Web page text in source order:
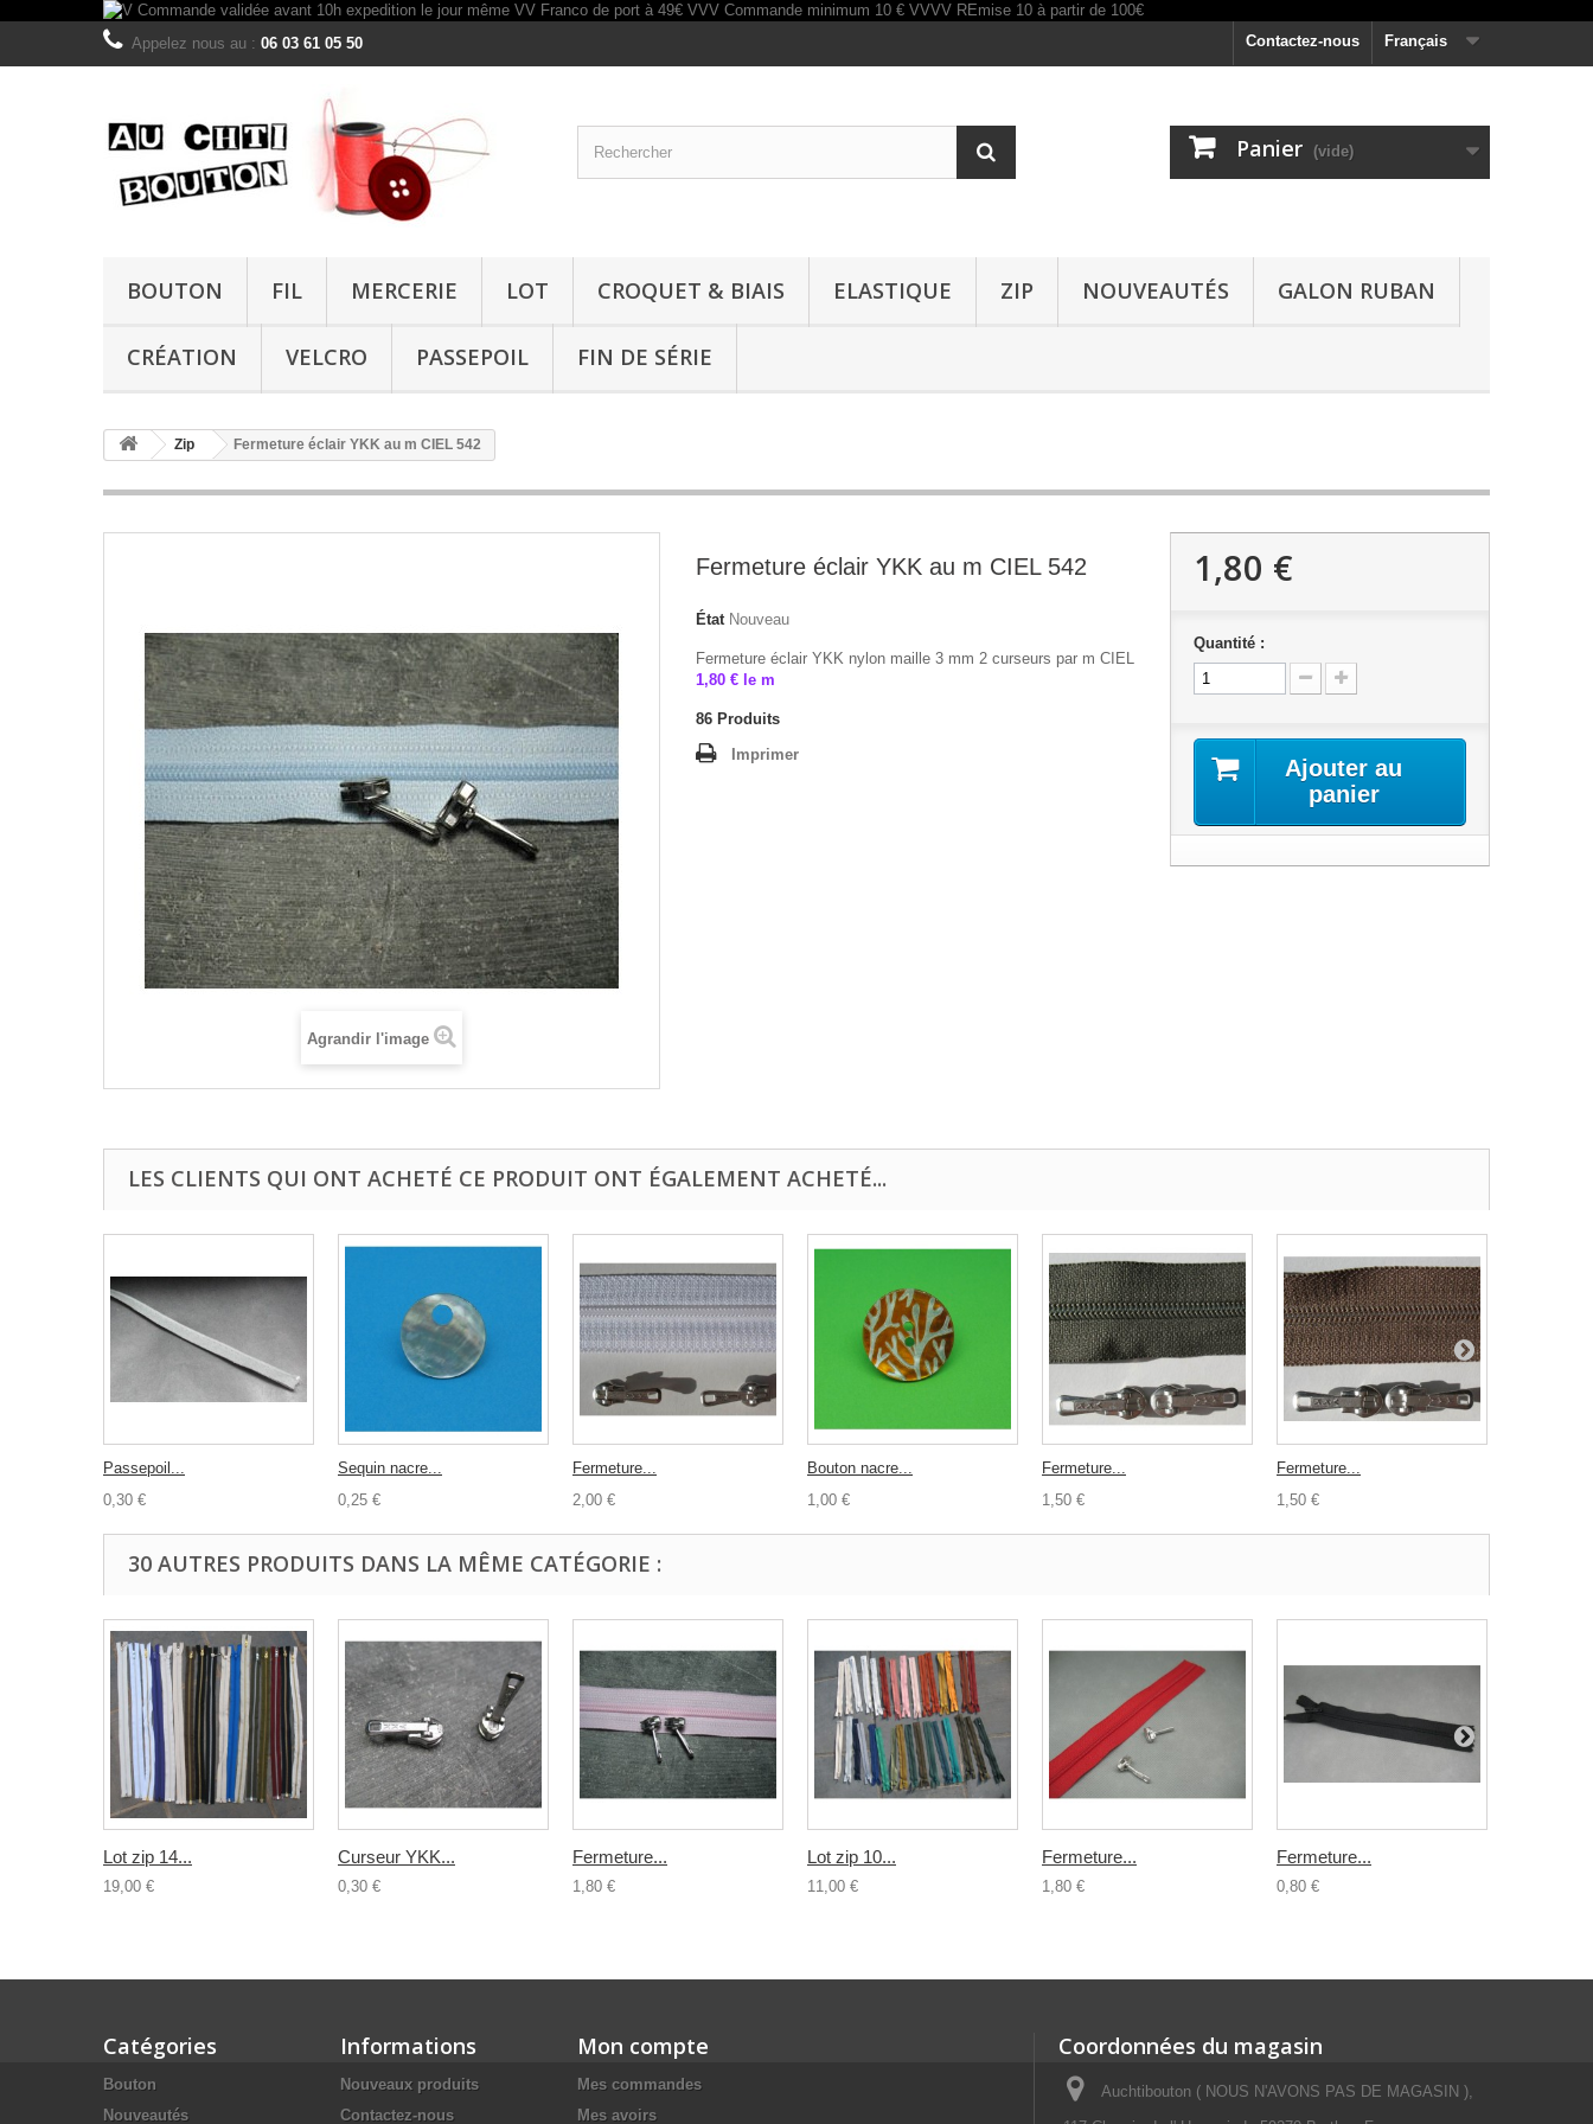
Français
Contactez-nous
Appelez nous au : 06 03 61 05 50
Panier (vide)
BOUTON FIL MERCERIE LOT CROQUET & BIAIS ELASTIQUE ZIP NOUVEAUTÉS GALON RUBAN
CRÉATION VELCRO PASSEPOIL FIN DE SÉRIE
Zip Fermeture éclair YKK au m CIEL 542
Agrandir l'image
Fermeture éclair YKK au m CIEL 542
État Nouveau
Fermeture éclair YKK nylon maille 3 mm 2 curseurs par m CIEL
1,80 € le m
86 Produits
Imprimer
1,80 €
Quantité :
Ajouter au
panier
LES CLIENTS QUI ONT ACHETÉ CE PRODUIT ONT ÉGALEMENT ACHETÉ...
Passepoil...
0,30 €
Sequin nacre...
0,25 €
Fermeture...
2,00 €
Bouton nacre...
1,00 €
Fermeture...
1,50 €
Fermeture...
1,50 €
30 AUTRES PRODUITS DANS LA MÊME CATÉGORIE :
Lot zip 14...
19,00 €
Curseur YKK...
0,30 €
Fermeture...
1,80 €
Lot zip 10...
11,00 €
Fermeture...
1,80 €
Fermeture...
0,80 €
Catégories
Bouton
Nouveautés
Informations
Nouveaux produits
Contactez-nous
Mon compte
Mes commandes
Mes avoirs
Coordonnées du magasin
Auchtibouton ( NOUS N'AVONS PAS DE MAGASIN ),